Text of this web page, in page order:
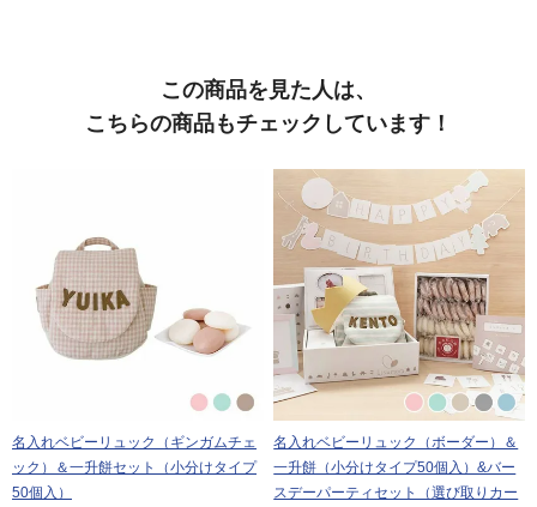
この商品を見た人は、
こちらの商品もチェックしています！
名入れベビーリュック（ギンガムチェ
ック）＆一升餅セット（小分けタイプ
50個入）
名入れベビーリュック（ボーダー）＆
一升餅（小分けタイプ50個入）&バー
スデーパーティセット（選び取りカー